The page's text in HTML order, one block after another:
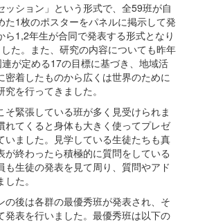
ション」という形式で、全59班が自
た1枚のポスターをパネルに掲示して発
ら1,2年生が合同で発表する形式となり
た。また、研究の内容についても昨年
が定める17の目標に基づき、地域活
密着したものから広くは世界のために
を行ってきました。
緊張している班が多く見受けられま
れてくると身体も大きく使ってプレゼ
いました。見学している生徒たちも真
が終わったら積極的に質問をしている
も生徒の発表を見て周り、質問やアド
た。
後は各群の最優秀班が発表され、そ
発表を行いました。最優秀班は以下の